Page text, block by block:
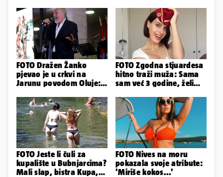
FOTO Dražen Žanko
pjevao je u crkvi na
Jarunu povodom Oluje:
nastup
FOTO Zgodna stjuardesa
hitno traži muža: Sama
sam već 3 godine, želim
FOTO Jeste li čuli za
kupalište u Bubnjarcima?
Mali slap, bistra Kupa,
FOTO Nives na moru
pokazala svoje atribute:
'Miriše kokos...'